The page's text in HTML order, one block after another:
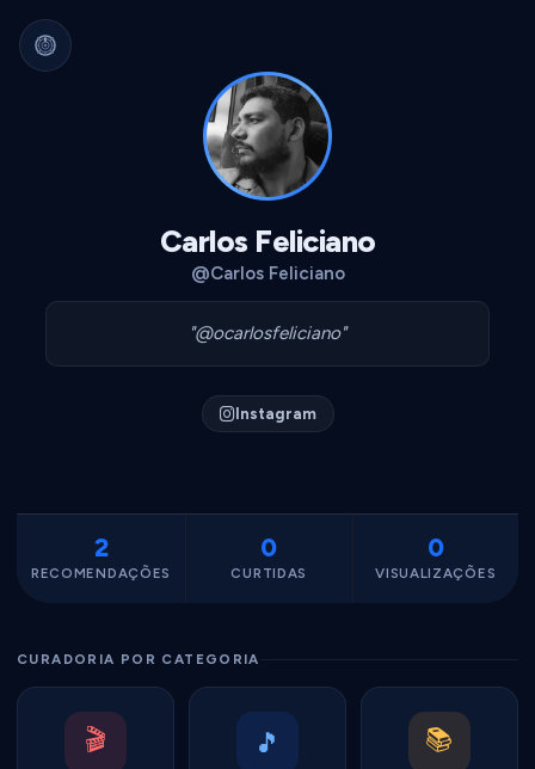
Arquivo Cultural Permanente
Filmes, álbuns, livros e
séries guardados para sempre.
Sua curadoria pode
migrar para qualquer plataforma.
Exportável, interoperável,
Carlos Feliciano
@Carlos Feliciano
"@ocarlosfeliciano"
Instagram
2
RECOMENDAÇÕES
0
CURTIDAS
0
VISUALIZAÇÕES
CURADORIA POR CATEGORIA
🎬 🎵 📚